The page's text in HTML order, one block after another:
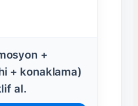
+
+ konaklama)
al.